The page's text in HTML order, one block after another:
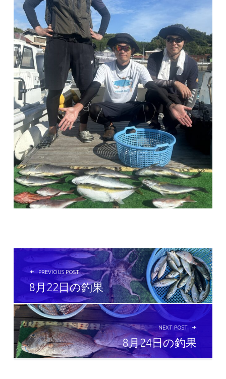
投稿ナビゲーション
PREVIOUS POST
8月22日の釣果
NEXT POST
8月24日の釣果